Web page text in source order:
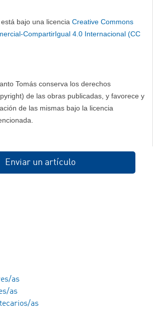
bajo una licencia Creative Commons
CompartirIgual 4.0 Internacional (CC
Tomás conserva los derechos
de las obras publicadas, y favorece y
de las mismas bajo la licencia
Enviar un artículo
as
as
as